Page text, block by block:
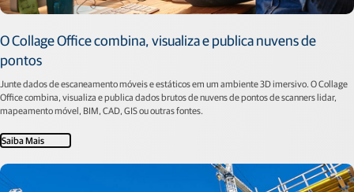
O Collage Office combina, visualiza e publica nuvens de
pontos
Junte dados de escaneamento móveis e estáticos em um ambiente 3D imersivo. O Collage
Office combina, visualiza e publica dados brutos de nuvens de pontos de scanners lidar,
mapeamento móvel, BIM, CAD, GIS ou outras fontes.
Saiba Mais